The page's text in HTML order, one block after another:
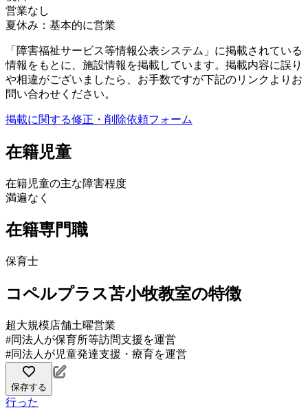
営業なし
夏休み：基本的に営業
「障害福祉サービス等情報公表システム」に掲載されている
情報をもとに、施設情報を掲載しています。掲載内容に誤り
や相違がございましたら、お手数ですが下記のリンクよりお
問い合わせください。
掲載に関する修正・削除依頼フォーム
在籍児童
在籍児童の主な障害程度
満遍なく
在籍専門職
保育士
コペルプラス苫小牧教室の特徴
超大規模店舗土曜営業
#同法人が保育所等訪問支援を運営
#同法人が児童発達支援・療育を運営
保存する
行った